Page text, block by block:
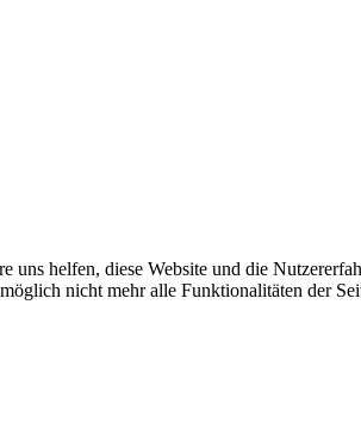
helfen, diese Website und die
nicht mehr alle Funktionalitäten der